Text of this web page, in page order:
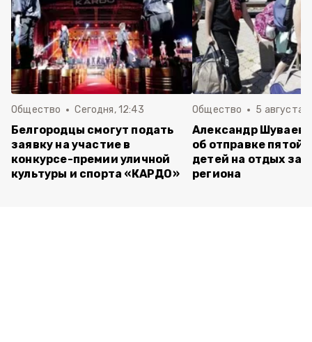
Общество Сегодня, 12:43
Белгородцы смогут подать
заявку на участие в
конкурсе-премии уличной
культуры и спорта «КАРДО»
Общество 5 августа ,
Александр Шуваев
об отправке пятой
детей на отдых за
региона